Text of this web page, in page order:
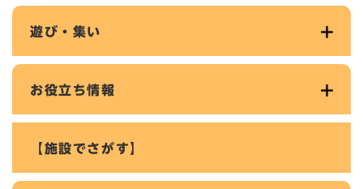
遊び・集い
お役立ち情報
【施設でさがす】